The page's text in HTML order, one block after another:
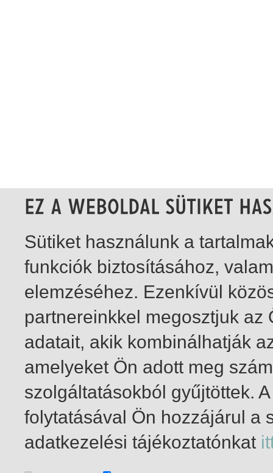
1-2 / insgesamt 2 Treffer
Sütiket használunk a
funkciók biztosításához,
elemzéséhez. Ezenkívül
partnereinkkel megosztjuk
adatait, akik kombinálhatják
amelyeket Ön adott meg
szolgáltatásokból gyűjtöttek.
folytatásával Ön hozzájárul a
adatkezelési tájékoztatónkat